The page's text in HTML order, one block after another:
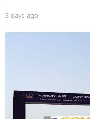
3 days ago
a